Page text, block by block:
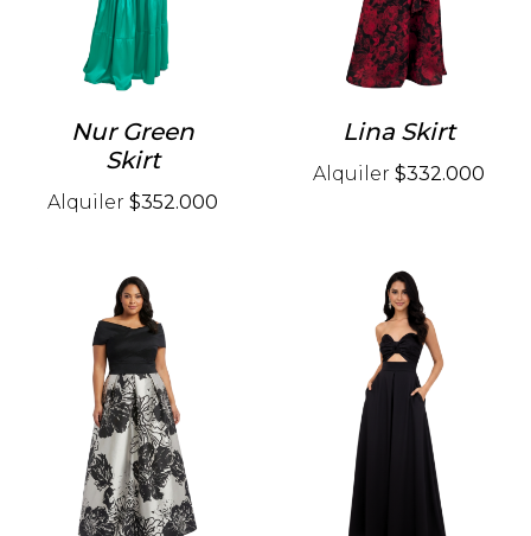
Nur Green
Skirt
Alquiler $352.000
Lina Skirt
Alquiler $332.000